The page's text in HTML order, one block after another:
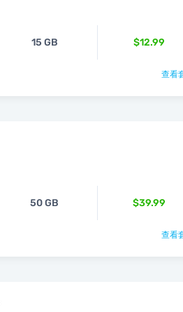
15 GB $12.99
查看
50 GB $39.99
查看